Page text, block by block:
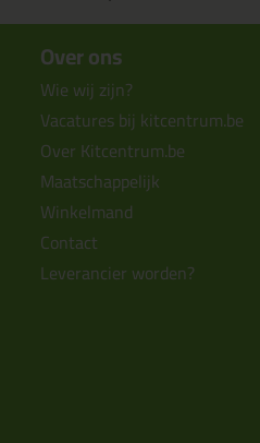
Over ons
Wie wij zijn?
Vacatures bij kitcentrum.be
Over Kitcentrum.be
Maatschappelijk
Winkelmand
Contact
Leverancier worden?